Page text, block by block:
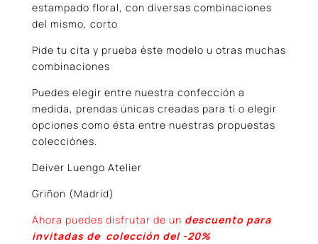
estampado floral, con diversas combinaciones
del mismo, corto
Pide tu cita y prueba éste modelo u otras muchas
combinaciones
Puedes elegir entre nuestra confección a
medida, prendas únicas creadas para tí o elegir
opciones como ésta entre nuestras propuestas
colecciónes.
Deiver Luengo Atelier
Griñon (Madrid)
Ahora puedes disfrutar de un descuento para
invitadas de colección del -20%